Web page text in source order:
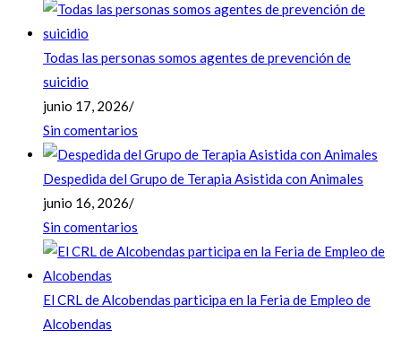
Todas las personas somos agentes de prevención de
suicidio
junio 17, 2026/
Sin comentarios
Despedida del Grupo de Terapia Asistida con Animales
junio 16, 2026/
Sin comentarios
El CRL de Alcobendas participa en la Feria de Empleo de
Alcobendas